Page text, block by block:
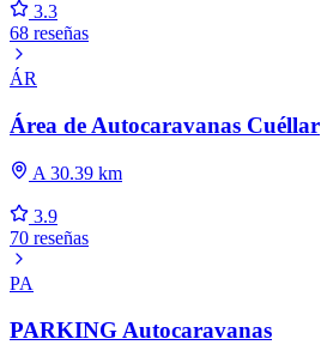
3.3
68 reseñas
ÁR
Área de Autocaravanas Cuéllar
A 30.39 km
3.9
70 reseñas
PA
PARKING Autocaravanas